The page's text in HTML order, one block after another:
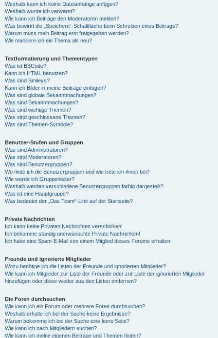
Weshalb kann ich keine Dateianhänge anfügen?
Weshalb wurde ich verwarnt?
Wie kann ich Beiträge den Moderatoren melden?
Was bewirkt die „Speichern“-Schaltfläche beim Schreiben eines Beitrags?
Warum muss mein Beitrag erst freigegeben werden?
Wie markiere ich ein Thema als neu?
Textformatierung und Thementypen
Was ist BBCode?
Kann ich HTML benutzen?
Was sind Smileys?
Kann ich Bilder in meine Beiträge einfügen?
Was sind globale Bekanntmachungen?
Was sind Bekanntmachungen?
Was sind wichtige Themen?
Was sind geschlossene Themen?
Was sind Themen-Symbole?
Benutzer-Stufen und Gruppen
Was sind Administratoren?
Was sind Moderatoren?
Was sind Benutzergruppen?
Wo finde ich die Benutzergruppen und wie trete ich ihnen bei?
Wie werde ich Gruppenleiter?
Weshalb werden verschiedene Benutzergruppen farbig dargestellt?
Was ist eine Hauptgruppe?
Was bedeutet der „Das Team“-Link auf der Startseite?
Private Nachrichten
Ich kann keine Privaten Nachrichten verschicken!
Ich bekomme ständig unerwünschte Private Nachrichten!
Ich habe eine Spam-E-Mail von einem Mitglied dieses Forums erhalten!
Freunde und ignorierte Mitglieder
Wozu benötige ich die Listen der Freunde und ignorierten Mitglieder?
Wie kann ich Mitglieder zur Liste der Freunde oder zur Liste der ignorierten Mitglieder
hinzufügen oder diese wieder aus den Listen entfernen?
Die Foren durchsuchen
Wie kann ich ein Forum oder mehrere Foren durchsuchen?
Weshalb erhalte ich bei der Suche keine Ergebnisse?
Warum bekomme ich bei der Suche eine leere Seite?
Wie kann ich nach Mitgliedern suchen?
Wie kann ich meine eigenen Beiträge und Themen finden?